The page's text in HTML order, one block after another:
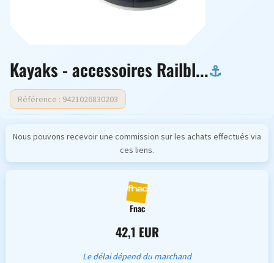
Kayaks - accessoires Railbl...
Référence : 9421026830203
Nous pouvons recevoir une commission sur les achats effectués via
ces liens.
Fnac
42,1 EUR
Le délai dépend du marchand